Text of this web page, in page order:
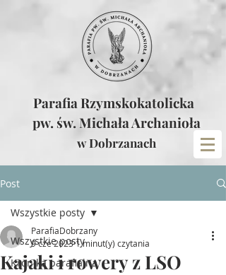
Parafia Rzymskokatolicka
pw. św. Michała Archanioła
w Dobrzanach
Post
Wszystkie posty
Kronika parafialna
Wszystkie posty
Kajaki i rowery z LSO
ParafiaDobrzany
9 cze 2023 1 minut(y) czytania